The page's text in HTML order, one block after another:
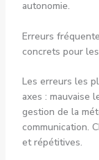
autonomie.
Erreurs
concrets pour
Les erreurs les
axes : mauvaise
gestion de la
communication.
et répétitives.